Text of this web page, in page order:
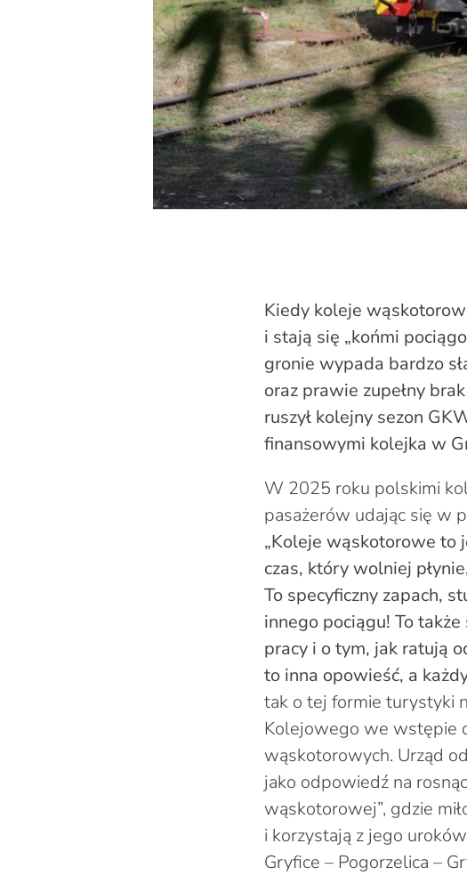
Kiedy koleje
i stają się „końmi
gronie wypada bardzo
oraz prawie zupełny
ruszył kolejny sezon
finansowymi kolejka w
W 2025 roku polskimi
pasażerów udając się w
„Koleje wąskotorowe to
czas, który wolniej
To specyficzny zapach,
innego pociągu! To
pracy i o tym, jak ratują
to inna opowieść, a
tak o tej formie turystyki
Kolejowego we wstępie
wąskotorowych. Urząd
jako odpowiedź na
wąskotorowej”, gdzie
i korzystają z jego
Gryfice – Pogorzelica –